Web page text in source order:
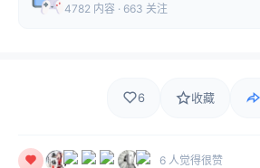
4782 内容 · 663 关注
6 收藏
6 人觉得很赞